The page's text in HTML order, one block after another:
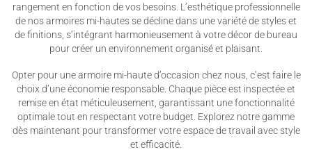
rangement en fonction de vos besoins. L’esthétique professionnelle
de nos armoires mi-hautes se décline dans une variété de styles et
de finitions, s’intégrant harmonieusement à votre décor de bureau
pour créer un environnement organisé et plaisant.
Opter pour une armoire mi-haute d’occasion chez nous, c’est faire le
choix d’une économie responsable. Chaque pièce est inspectée et
remise en état méticuleusement, garantissant une fonctionnalité
optimale tout en respectant votre budget. Explorez notre gamme
dès maintenant pour transformer votre espace de travail avec style
et efficacité.